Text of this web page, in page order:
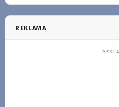
REKLAMA